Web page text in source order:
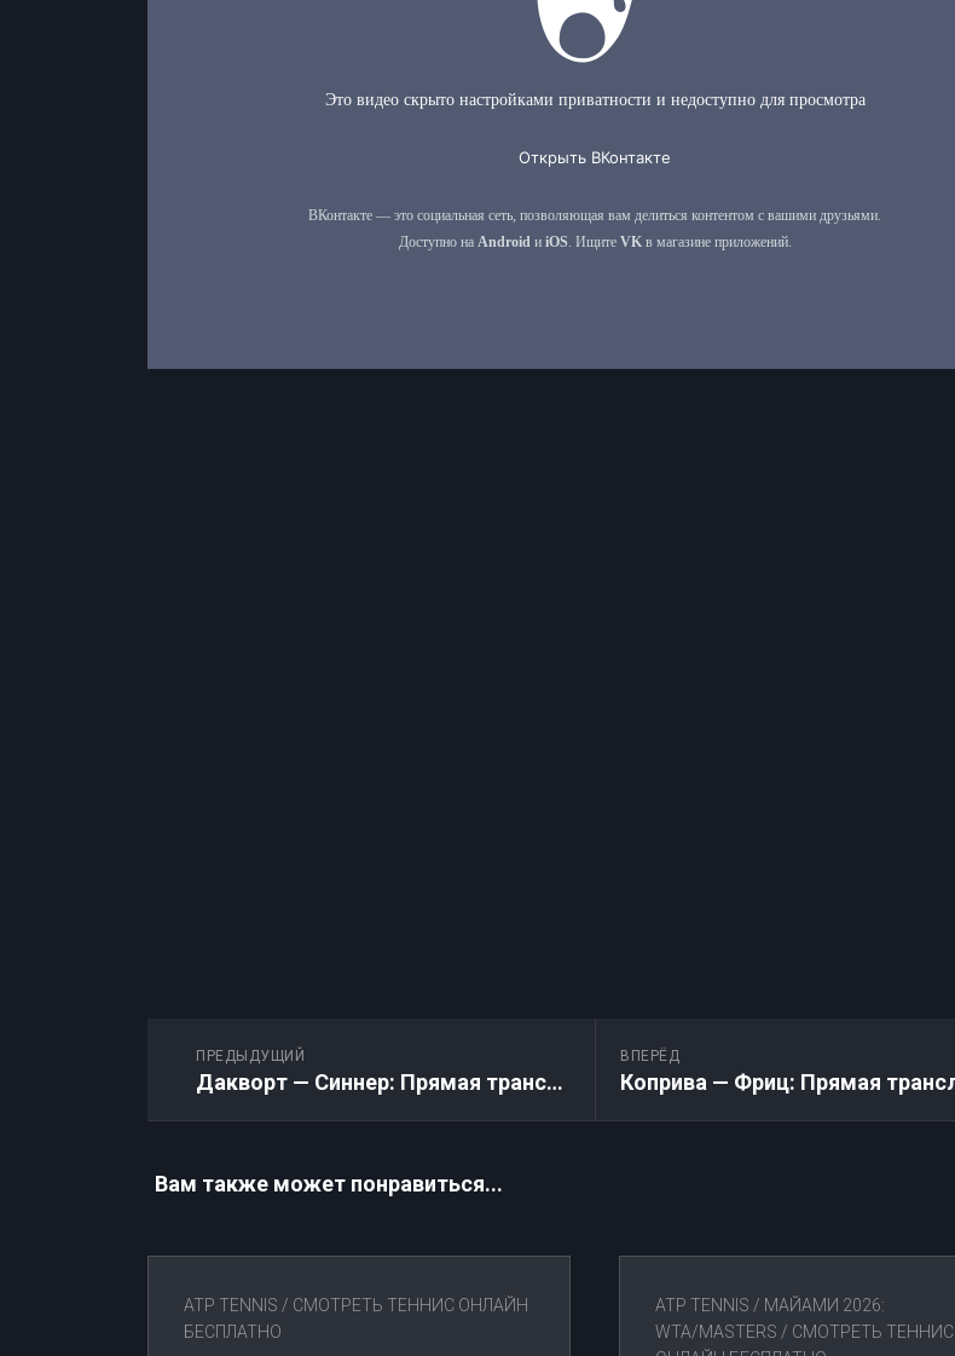
ВПЕРЁД
ПРЕДЫДУЩИЙ
Дакворт — Синнер: Прямая трансляция Australian Open 22.01.2026
Вам также может понравиться...
ATP TENNIS / СМОТРЕТЬ ТЕННИС ОНЛАЙН
БЕСПЛАТНО
ATP TENNIS / МАЙАМИ 2026:
WTA/MASTERS / СМОТРЕТЬ ТЕННИС